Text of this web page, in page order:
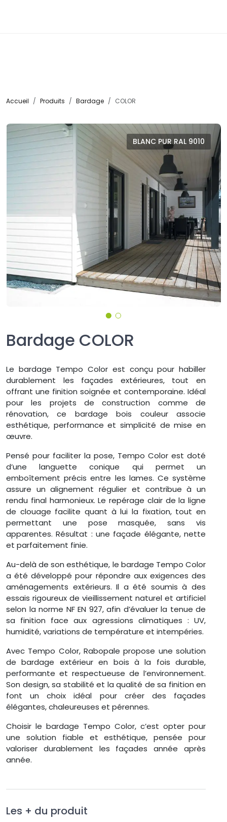
Accueil Produits Bardage COLOR
BLANC PUR RAL 9010
Bardage COLOR
Le bardage Tempo Color est conçu pour habiller
durablement les façades extérieures, tout en
offrant une finition soignée et contemporaine. Idéal
pour les projets de construction comme de
rénovation, ce bardage bois couleur associe
esthétique, performance et simplicité de mise en
œuvre.
Pensé pour faciliter la pose, Tempo Color est doté
d’une languette conique qui permet un
emboîtement précis entre les lames. Ce système
assure un alignement régulier et contribue à un
rendu final harmonieux. Le repérage clair de la ligne
de clouage facilite quant à lui la fixation, tout en
permettant une pose masquée, sans vis
apparentes. Résultat : une façade élégante, nette
et parfaitement finie.
Au-delà de son esthétique, le bardage Tempo Color
a été développé pour répondre aux exigences des
aménagements extérieurs. Il a été soumis à des
essais rigoureux de vieillissement naturel et artificiel
selon la norme NF EN 927, afin d’évaluer la tenue de
sa finition face aux agressions climatiques : UV,
humidité, variations de température et intempéries.
Avec Tempo Color, Rabopale propose une solution
de bardage extérieur en bois à la fois durable,
performante et respectueuse de l’environnement.
Son design, sa stabilité et la qualité de sa finition en
font un choix idéal pour créer des façades
élégantes, chaleureuses et pérennes.
Choisir le bardage Tempo Color, c’est opter pour
une solution fiable et esthétique, pensée pour
valoriser durablement les façades année après
année.
Les + du produit